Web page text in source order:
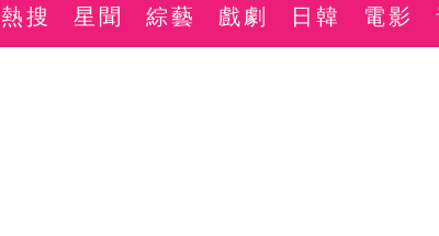
熱搜 星聞 綜藝 戲劇 日韓 電影